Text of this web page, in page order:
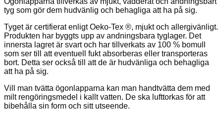
tyg som gör dem hudvänlig och behagliga att ha på sig.
Tyget är certifierat enligt Oeko-Tex ®, mjukt och allergivänligt.
Produkten har byggts upp av andningsbara tyglager. Det
innersta lagret är svart och har tillverkats av 100 % bomull
som ser till att eventuell fukt absorberas eller transporteras
bort. Detta ser också till att de är hudvänliga och behagliga
att ha på sig.
Vill man tvätta ögonlapparna kan man handtvätta dem med
milt rengöringsmedel i kallt vatten. De ska lufttorkas för att
bibehålla sin form och sitt utseende.